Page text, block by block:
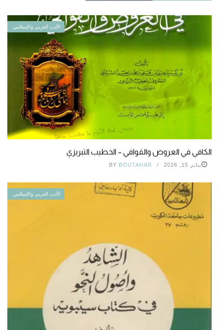
الأدب العربي والإسلامي
الكافي في العروض والقوافي – الخطيب التبريزي
يناير 15, 2026 BY BOUTAHAR
الأدب العربي والإسلامي